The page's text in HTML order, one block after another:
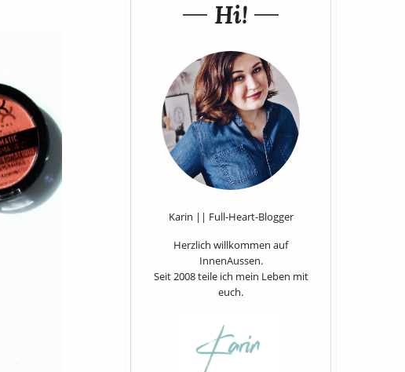
Hi!
Karin || Full-Heart-Blogger
Herzlich willkommen auf
InnenAussen.
Seit 2008 teile ich mein Leben mit
euch.